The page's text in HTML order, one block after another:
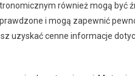
również mogą być
i mogą zapewnić
uzyskać cenne informacje